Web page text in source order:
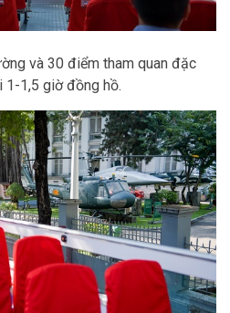
và 30 điểm tham quan đặc
1-1,5 giờ đồng hồ.